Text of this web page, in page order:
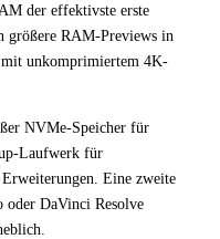
der effektivste erste
größere RAM-Previews in
unkomprimiertem 4K-
NVMe-Speicher für
Laufwerk für
Eine zweite
oder DaVinci Resolve